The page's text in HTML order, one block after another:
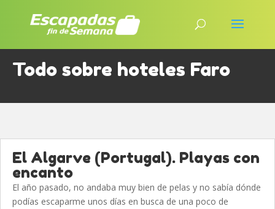
Todo sobre hoteles Faro
El Algarve (Portugal). Playas con
encanto
El año pasado, no andaba muy bien de pelas y no sabía dónde
podías escaparme unos días en busca de una poco de